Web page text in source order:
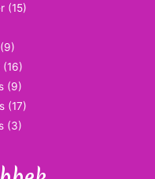
(15)
(9)
(16)
(9)
(17)
(3)